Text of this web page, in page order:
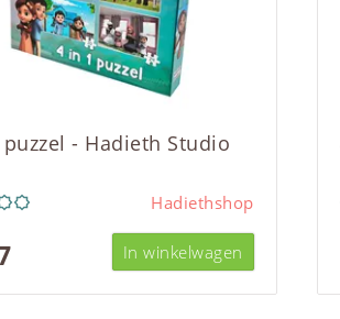
- Hadieth Studio
Hadiethshop
In winkelwagen